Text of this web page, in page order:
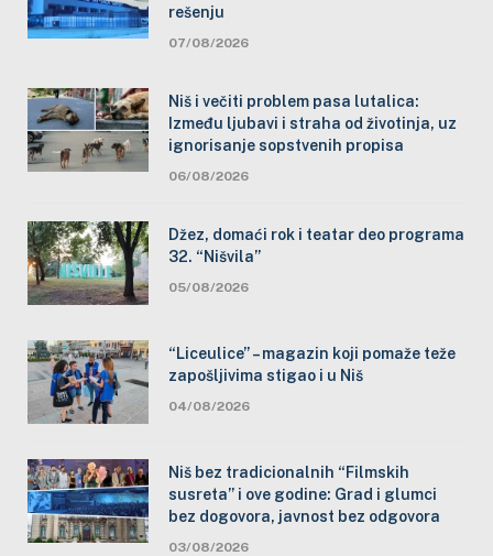
rešenju
07/08/2026
Niš i večiti problem pasa lutalica:
Između ljubavi i straha od životinja, uz
ignorisanje sopstvenih propisa
06/08/2026
Džez, domaći rok i teatar deo programa
32. “Nišvila”
05/08/2026
“Liceulice” – magazin koji pomaže teže
zapošljivima stigao i u Niš
04/08/2026
Niš bez tradicionalnih “Filmskih
susreta” i ove godine: Grad i glumci
bez dogovora, javnost bez odgovora
03/08/2026